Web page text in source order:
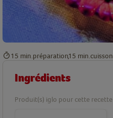
15 min. préparation15 min. cuisson
Ingrédients
Produit(s) iglo pour cette recette